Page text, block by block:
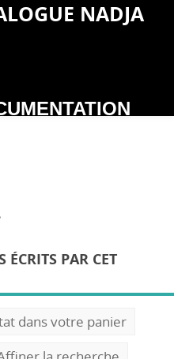
NADJA
PAR CET
dans votre panier